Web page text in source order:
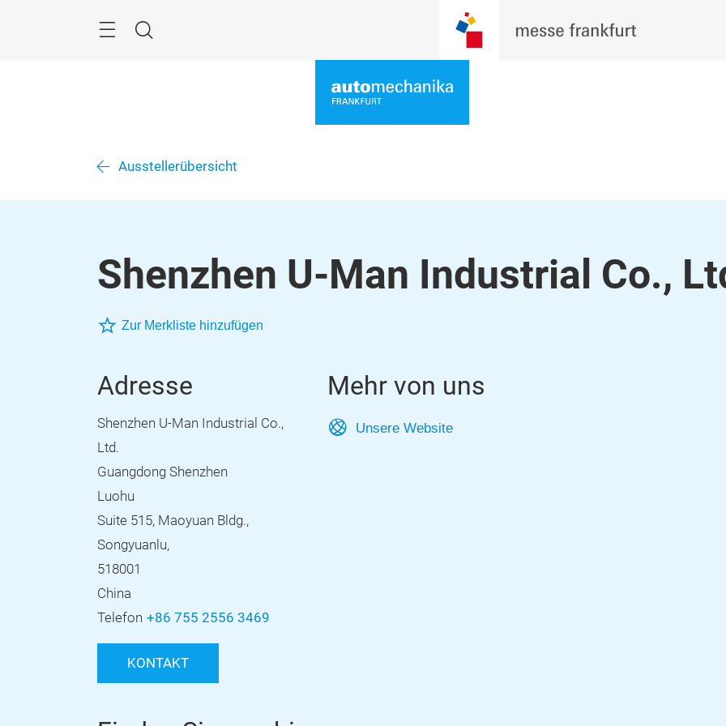
Suche
Ausstellerübersicht
Shenzhen U-Man Industrial Co.,
Zur Merkliste hinzufügen
Adresse
Shenzhen U-Man Industrial Co.,
Ltd.
Guangdong Shenzhen
Luohu
Suite 515, Maoyuan Bldg.,
Songyuanlu,
518001
China
Telefon +86 755 2556 3469
KONTAKT
Mehr von uns
Unsere Website